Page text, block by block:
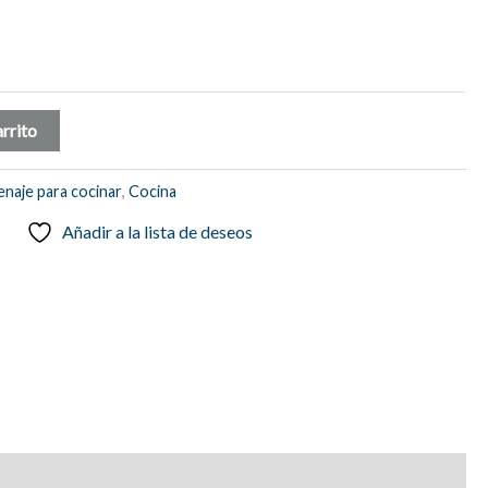
para cocinar,Cocina
Añadir a la lista de deseos